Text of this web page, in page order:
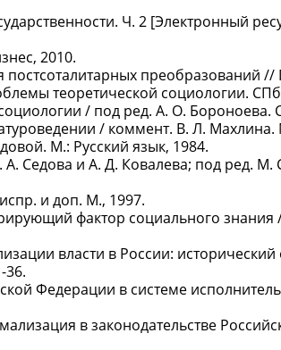
Ч. 2 [Электронный
2010.
преобразований
теоретической социологии.
/ под ред. А. О. Бороноева.
/ коммент. В. Л. Махлина.
М.: Русский язык, 1984.
Седова и А. Д. Ковалева; под ред. М.
и доп. М., 1997.
фактор социального
власти в России:
36.
Федерации в системе
в законодательстве